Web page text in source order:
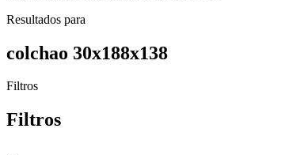
Resultados para
colchao 30x188x138
Filtros
Filtros